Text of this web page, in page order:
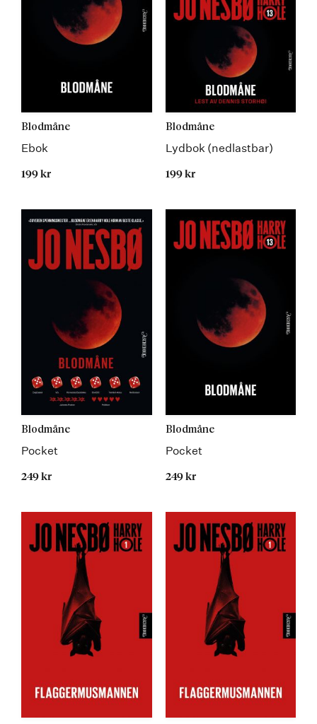
Blodmåne
Ebok
199 kr
Blodmåne
Lydbok (nedlastbar)
199 kr
Blodmåne
Pocket
249 kr
Blodmåne
Pocket
249 kr